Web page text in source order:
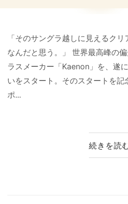
「そのサングラ越しに見えるク
なんだと思う。」 世界最高峰の
ラスメーカー「Kaenon」を、遂
いをスタート。そのスタートを
ポ...
続きを読